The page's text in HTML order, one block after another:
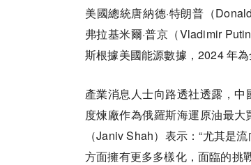
美國總統唐納德·特朗普（
弗拉基米爾·普京（Vladimir
斯根據美國能源數據，2024 年
產業消息人士向路透社透露，
度煉廠作為俄羅斯海運原油最
（Janiv Shah）表示：“尤其是
方面擁有更多多樣化，面臨的挑